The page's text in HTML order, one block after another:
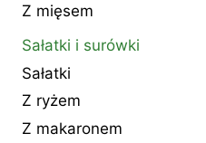
Z mięsem
Sałatki i surówki
Sałatki
Z ryżem
Z makaronem